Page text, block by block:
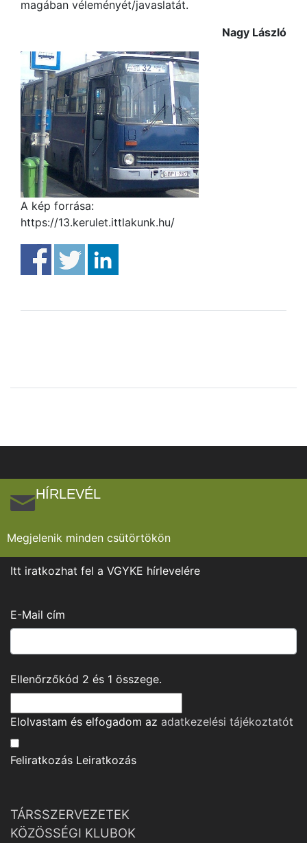
magában véleményét/javaslatát.
Nagy László
A kép forrása:
https://13.kerulet.ittlakunk.hu/
HÍRLEVÉL
Megjelenik minden csütörtökön
Itt iratkozhat fel a VGYKE hírlevelére
E-Mail cím
Ellenőrzőkód 2 és 1 összege.
Elolvastam és elfogadom az adatkezelési tájékoztatót
Feliratkozás Leiratkozás
TÁRSSZERVEZETEK
KÖZÖSSÉGI KLUBOK